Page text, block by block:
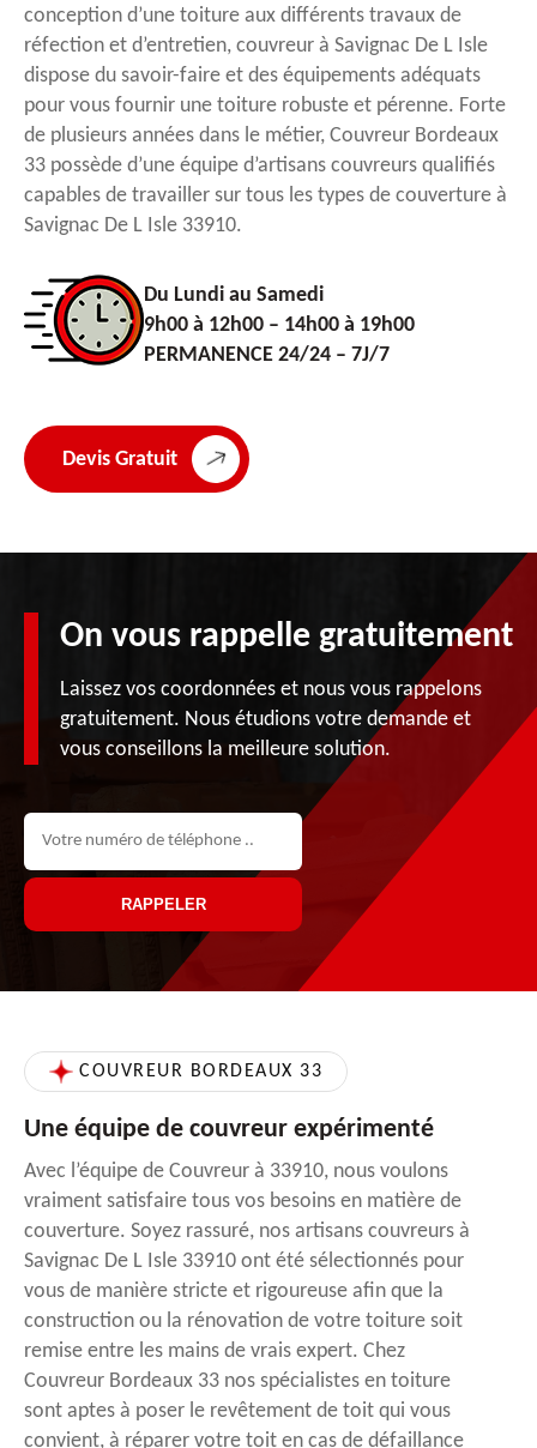
conception d’une toiture aux différents travaux de
réfection et d’entretien, couvreur à Savignac De L Isle
dispose du savoir-faire et des équipements adéquats
pour vous fournir une toiture robuste et pérenne. Forte
de plusieurs années dans le métier, Couvreur Bordeaux
33 possède d’une équipe d’artisans couvreurs qualifiés
capables de travailler sur tous les types de couverture à
Savignac De L Isle 33910.
Du Lundi au Samedi
9h00 à 12h00 – 14h00 à 19h00
PERMANENCE 24/24 – 7J/7
Devis Gratuit
On vous rappelle gratuitement
Laissez vos coordonnées et nous vous rappelons
gratuitement. Nous étudions votre demande et
vous conseillons la meilleure solution.
COUVREUR BORDEAUX 33
Une équipe de couvreur expérimenté
Avec l’équipe de Couvreur à 33910, nous voulons
vraiment satisfaire tous vos besoins en matière de
couverture. Soyez rassuré, nos artisans couvreurs à
Savignac De L Isle 33910 ont été sélectionnés pour
vous de manière stricte et rigoureuse afin que la
construction ou la rénovation de votre toiture soit
remise entre les mains de vrais expert. Chez
Couvreur Bordeaux 33 nos spécialistes en toiture
sont aptes à poser le revêtement de toit qui vous
convient, à réparer votre toit en cas de défaillance